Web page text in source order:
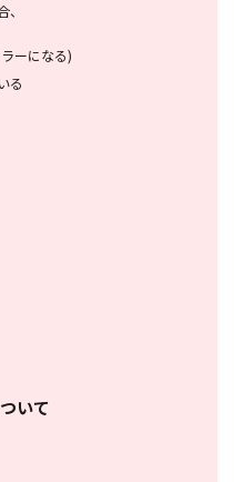
ーになる)
る
いて